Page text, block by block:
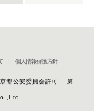
個人情報保護方針
京都公安委員会許可 第